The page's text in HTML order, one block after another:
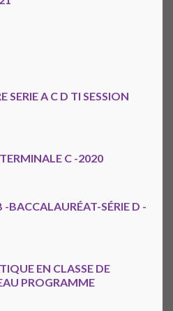
A C D TI SESSION
C -2020
-BACCALAURÉAT-SÉRIE D -
EN CLASSE DE
PROGRAMME